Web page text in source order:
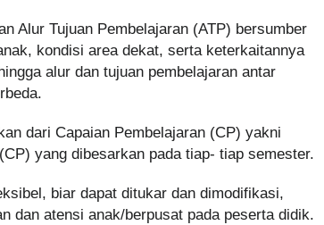
Alur Tujuan Pembelajaran (ATP) bersumber
kondisi area dekat, serta keterkaitannya
alur dan tujuan pembelajaran antar
dari Capaian Pembelajaran (CP) yakni
yang dibesarkan pada tiap- tiap semester.
biar dapat ditukar dan dimodifikasi,
dan atensi anak/berpusat pada peserta didik.